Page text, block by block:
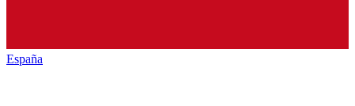
España